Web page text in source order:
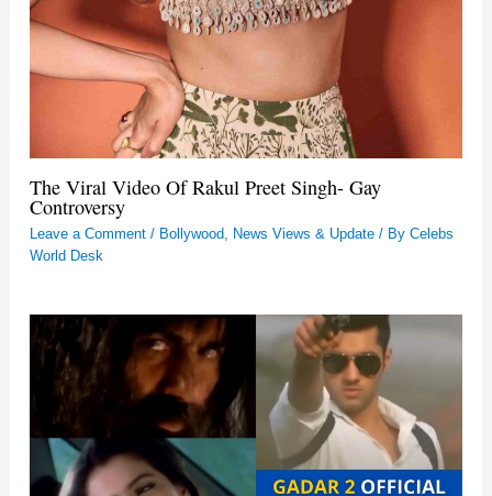
The Viral Video Of Rakul Preet Singh- Gay
Controversy
Leave a Comment / Bollywood, News Views & Update/ By Celebs
World Desk